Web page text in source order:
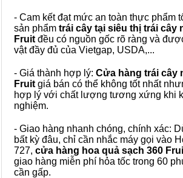
- Cam kết đạt mức an toàn thực phẩm
sản phẩm trái cây tại siêu thị trái cây
Fruit đều có nguồn gốc rõ ràng và
vật đầy đủ của Vietgap, USDA,...
- Giá thành hợp lý: Cửa hàng trái cây
Fruit giá bán có thể không tốt nhất
hợp lý với chất lượng tương xứng khi
nghiệm.
- Giao hàng nhanh chóng, chính xác:
bất kỳ đâu, chỉ cần nhắc máy gọi vào
727, cửa hàng hoa quả sạch 360
giao hàng miễn phí hỏa tốc trong 60
cần gấp.